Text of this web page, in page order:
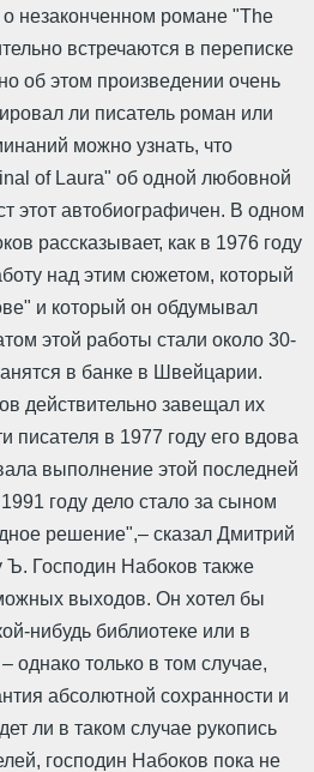
незаконченном романе "The
встречаются в переписке
об этом произведении очень
ли писатель роман или
можно узнать, что
of Laura" об одной любовной
этот автобиографичен. В одном
рассказывает, как в 1976 году
над этим сюжетом, который
и который он обдумывал
этой работы стали около 30-
в банке в Швейцарии.
действительно завещал их
писателя в 1977 году его вдова
выполнение этой последней
году дело стало за сыном
решение",– сказал Дмитрий
Ъ. Господин Набоков также
выходов. Он хотел бы
нибудь библиотеке или в
однако только в том случае,
абсолютной сохранности и
ли в таком случае рукопись
господин Набоков пока не